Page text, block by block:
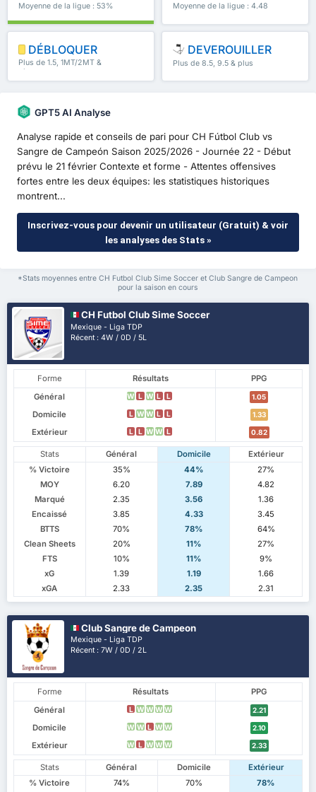
Moyenne de la ligue : 53% Moyenne de la ligue : 4.48
DÉBLOQUER
Plus de 1.5, 1MT/2MT &
plus
DEVEROUILLER
Plus de 8.5, 9.5 & plus
GPT5 AI Analyse
Analyse rapide et conseils de pari pour CH Fútbol Club vs
Sangre de Campeón Saison 2025/2026 - Journée 22 - Début
prévu le 21 février Contexte et forme - Attentes offensives
fortes entre les deux équipes: les statistiques historiques
montrent...
Inscrivez-vous pour devenir un utilisateur (Gratuit) & voir
les analyses des Stats »
*Stats moyennes entre CH Futbol Club Sime Soccer et Club Sangre de Campeon
pour la saison en cours
CH Futbol Club Sime Soccer
Mexique - Liga TDP
Récent : 4W / 0D / 5L
Forme Résultats
PPG
Général
W L W L L 1.05
Domicile L W W L L 1.33
Extérieur L L W W L 0.82
Stats Général Domicile
Extérieur
% Victoire
35% 44%
27%
MOY
6.20 7.89
4.82
Marqué
2.35 3.56
1.36
Encaissé
3.85 4.33
3.45
BTTS
70% 78%
64%
Clean Sheets
20% 11%
27%
FTS
10% 11%
9%
xG
1.39 1.19
1.66
xGA
2.33 2.35 2.31
Club Sangre de Campeon
Mexique - Liga TDP
Récent : 7W / 0D / 2L
Forme Résultats
PPG
Général
L W W W W 2.21
Domicile W W L W W 2.10
Extérieur W L W W W 2.33
Stats Général Domicile
Extérieur
% Victoire
74% 70%
78%